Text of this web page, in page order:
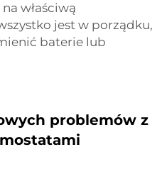
właściwą
jest w porządku,
baterie lub
problemów z